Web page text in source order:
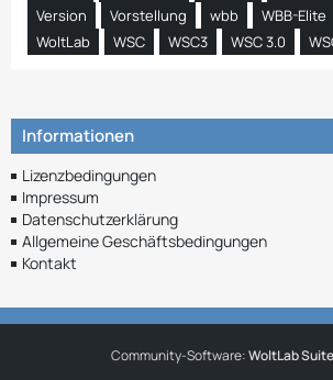
Version
Vorstellung wbb WBB-Elite
WoltLab
WSC WSC3 WSC 3.0
Informationen
Lizenzbedingungen
Impressum
Datenschutzerklärung
Allgemeine Geschäftsbedingungen
Kontakt
Community-Software:WoltLab